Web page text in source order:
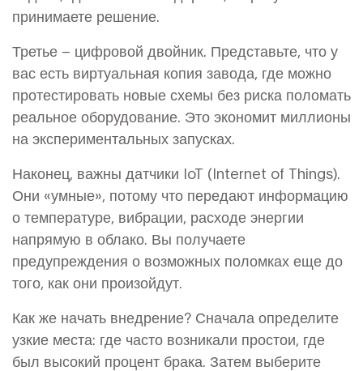
принимаете решение.
Третье – цифровой двойник. Представьте, что у
вас есть виртуальная копия завода, где можно
протестировать новые схемы без риска поломать
реальное оборудование. Это экономит миллионы
на экспериментальных запусках.
Наконец, важны датчики IoT (Internet of Things).
Они «умные», потому что передают информацию
о температуре, вибрации, расходе энергии
напрямую в облако. Вы получаете
предупреждения о возможных поломках еще до
того, как они произойдут.
Как же начать внедрение? Сначала определите
узкие места: где часто возникали простои, где
был высокий процент брака. Затем выберите